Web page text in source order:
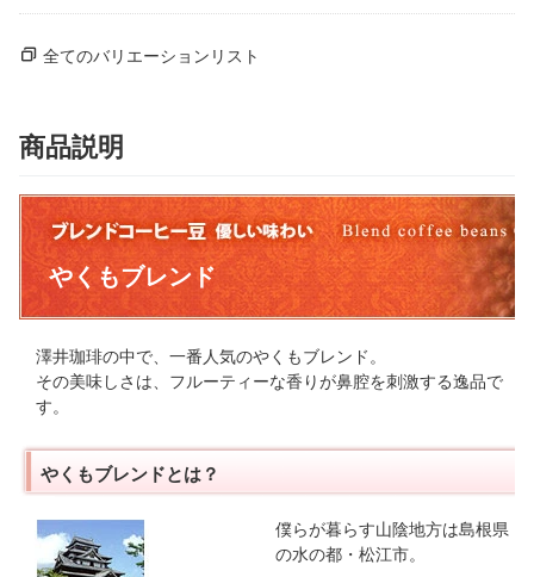
全てのバリエーションリスト
商品説明
やくもブレンド
澤井珈琲の中で、一番人気のやくもブレンド。
その美味しさは、フルーティーな香りが鼻腔を刺激する逸品で
す。
やくもブレンドとは？
僕らが暮らす山陰地方は島根県
の水の都・松江市。